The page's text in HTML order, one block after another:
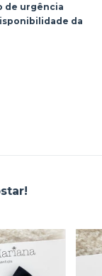
de urgência
da